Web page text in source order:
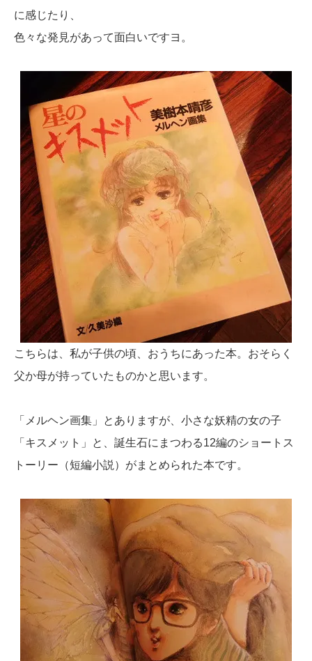
に感じたり、
色々な発見があって面白いですヨ。
こちらは、私が子供の頃、おうちにあった本。おそらく
父か母が持っていたものかと思います。
「メルヘン画集」とありますが、小さな妖精の女の子
「キスメット」と、誕生石にまつわる12編のショートス
トーリー（短編小説）がまとめられた本です。